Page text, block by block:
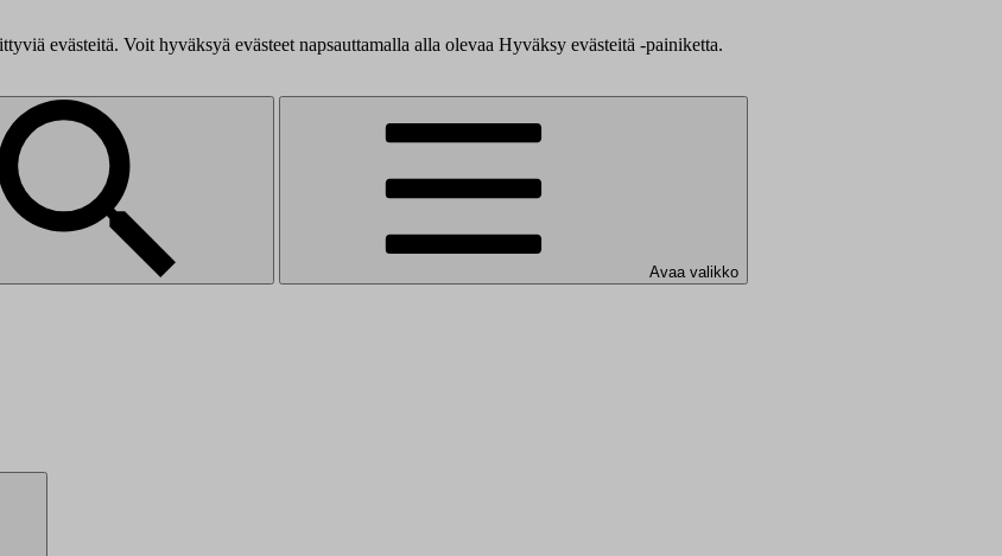
evästeitä. Voit hyväksyä evästeet napsauttamalla alla olevaa Hyväksy evästeitä -painiketta.
Avaa valikko